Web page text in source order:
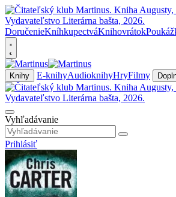
DoručenieKníhkupectváKnihovrátok
Knihy E-knihyAudioknihyHryFilmy
Vyhľadávanie
Prihlásiť